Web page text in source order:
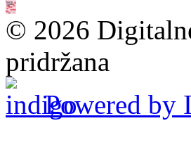
© 2026
pridržana
Powered by